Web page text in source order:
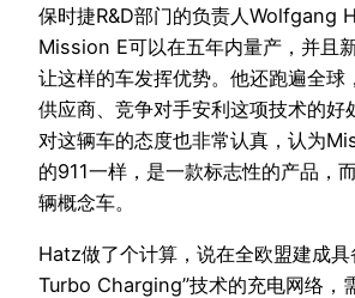
保时捷R&D部门的负责人Wolfgang
Mission E可以在五年内量产，并且
让这样的车发挥优势。他还跑遍全球
供应商、竞争对手安利这项技术的好
对这辆车的态度也非常认真，认为
的911一样，是一款标志性的产品，
辆概念车。
Hatz做了个计算，说在全欧盟建成
Turbo Charging”技术的充电网络，